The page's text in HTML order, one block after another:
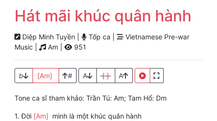
Hát mãi khúc quân hành
Diệp Minh Tuyền | Tốp ca |
Vietnamese Pre-war
Music |
Am | 951
b [Am] # A [ ] A
Tone ca sĩ tham khảo: Trần Tú: Am; Tam Hổ: Dm
1. Đời [Am] mình là một khúc quân hành